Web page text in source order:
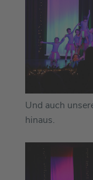
Und auch
hinaus.